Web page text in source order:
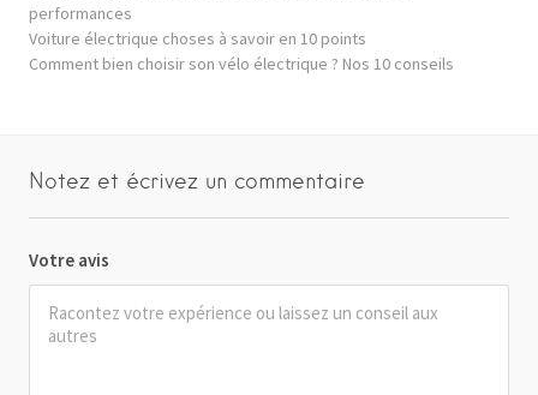
performances
Voiture électrique choses à savoir en 10 points
Comment bien choisir son vélo électrique ? Nos 10 conseils
Notez et écrivez un commentaire
Votre avis